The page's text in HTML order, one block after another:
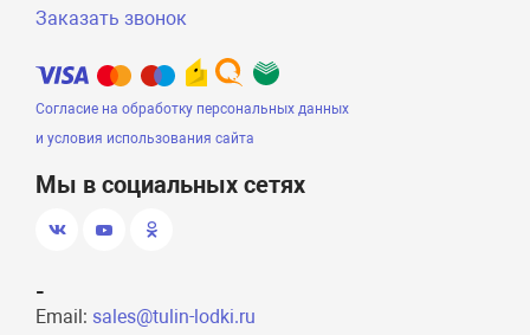
Заказать звонок
Согласие на обработку персональных данных
и условия использования сайта
Мы в социальных сетях
-
Email: sales@tulin-lodki.ru